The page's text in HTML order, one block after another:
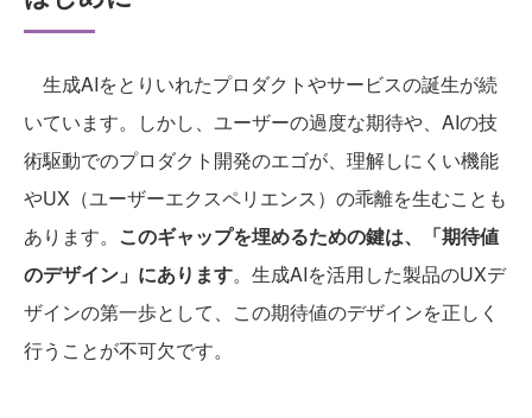
生成AIをとりいれたプロダクトやサービスの誕生が続
いています。しかし、ユーザーの過度な期待や、AIの技
術駆動でのプロダクト開発のエゴが、理解しにくい機能
やUX（ユーザーエクスペリエンス）の乖離を生むことも
あります。 このギャップを埋めるための鍵は、「期待値
のデザイン」にあります。生成AIを活用した製品のUXデ
ザインの第一歩として、この期待値のデザインを正しく
行うことが不可欠です。